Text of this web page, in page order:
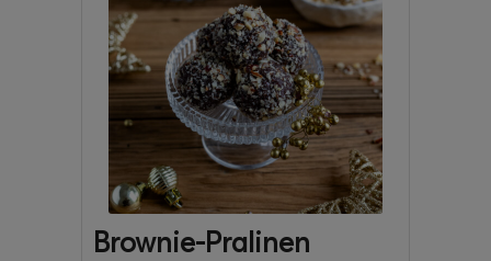
Brownie-Pralinen